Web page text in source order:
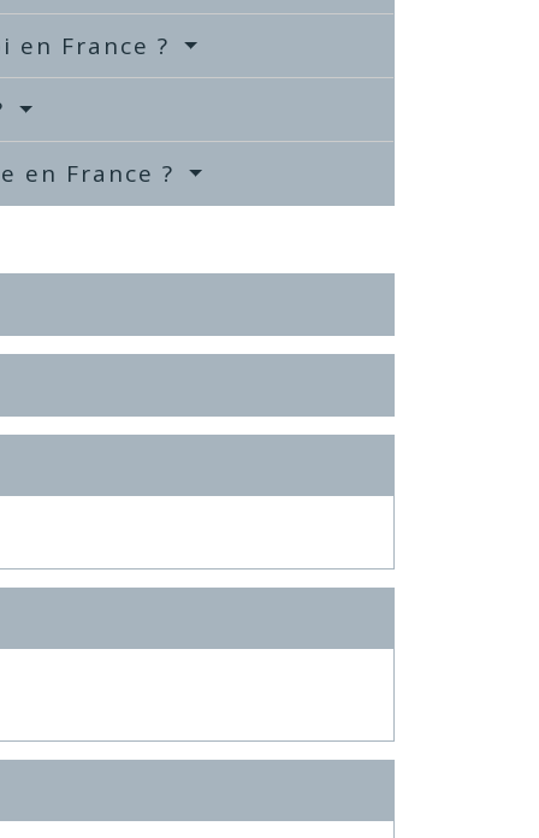
en France ?
en France ?